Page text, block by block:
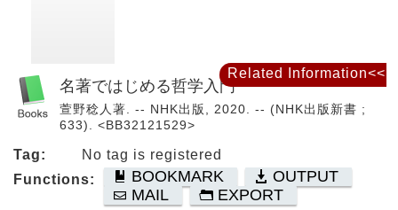
名著ではじめる哲学入門
萱野稔人著. -- NHK出版, 2020. -- (NHK出版新書 ;
633). <BB32121529>
Tag:
No tag is registered
Functions:
BOOKMARK
OUTPUT
MAIL
EXPORT
Related Information<<